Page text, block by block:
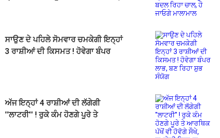
ਸਾਉਣ ਦੇ ਪਹਿਲੇ ਸੋਮਵਾਰ ਚਮਕੇਗੀ ਇਨ੍ਹਾਂ
3 ਰਾਸ਼ੀਆਂ ਦੀ ਕਿਸਮਤ ! ਹੋਵੇਗਾ ਬੰਪਰ
ਅੱਜ ਇਨ੍ਹਾਂ 4 ਰਾਸ਼ੀਆਂ ਦੀ ਲੱਗੇਗੀ
''ਲਾਟਰੀ'' ! ਰੁਕੇ ਕੰਮ ਹੋਣਗੇ ਪੂਰੇ ਤੇ